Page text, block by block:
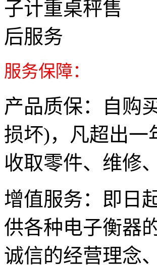
服务保障：
产品质保：自购
损坏)，凡超出一
收取零件、维修
增值服务： 即日
供各种电子衡器
诚信的经营理念